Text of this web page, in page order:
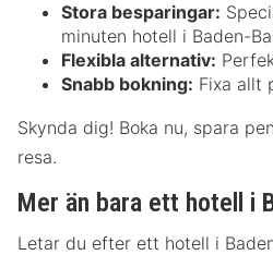
Stora besparingar:
minuten hotell i Baden-
Flexibla alternativ:
Snabb bokning: Fixa allt
Skynda dig! Boka nu, spara
resa.
Mer än bara ett hotell i
Letar du efter ett hotell i